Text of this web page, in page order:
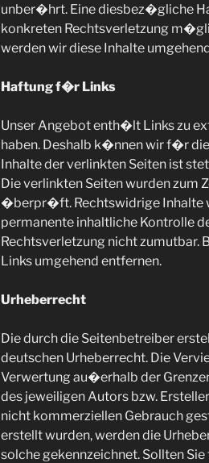
unber�hrt. Eine diesbez�gliche
konkreten Rechtsverletzung
werden wir diese Inhalte
Haftung f�r Links
Unser Angebot enth�lt Links zu
haben. Deshalb k�nnen wir f�r
Inhalte der verlinkten Seiten ist
Die verlinkten Seiten wurden
�berpr�ft. Rechtswidrige Inhalte
permanente inhaltliche Kontrolle
Rechtsverletzung nicht zumutbar.
Links umgehend entfernen.
Urheberrecht
Die durch die Seitenbetreiber
deutschen Urheberrecht. Die
Verwertung au�erhalb der
des jeweiligen Autors bzw.
nicht kommerziellen Gebrauch
erstellt wurden, werden die
solche gekennzeichnet. Sollten